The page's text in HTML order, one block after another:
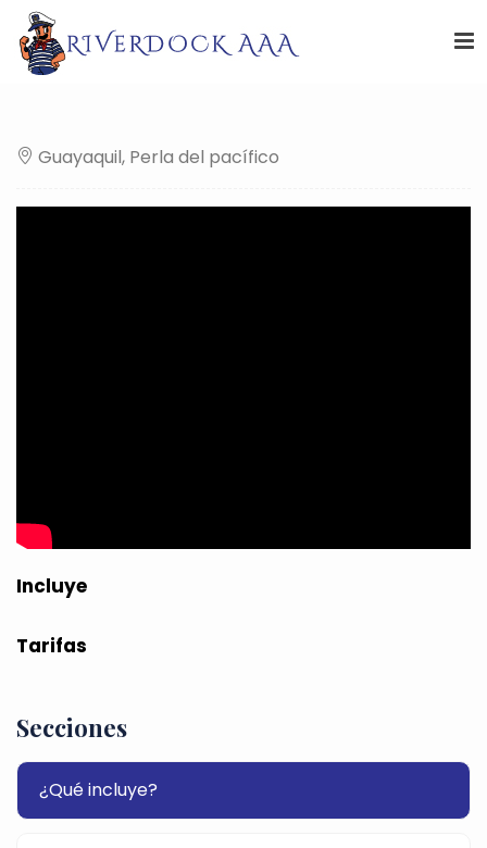
Guayaquil, Perla del pacífico
Incluye
Tarifas
Secciones
¿Qué incluye?